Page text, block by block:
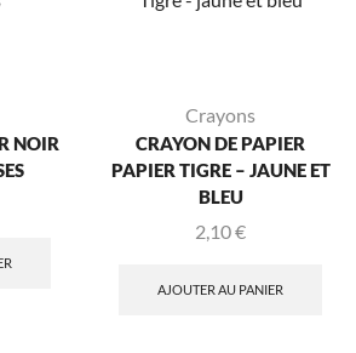
NOIR
Crayons
CRAYON DE PAPIER
PAPIER TIGRE – JAUNE ET
BLEU
2,10€
AJOUTER AU PANIER